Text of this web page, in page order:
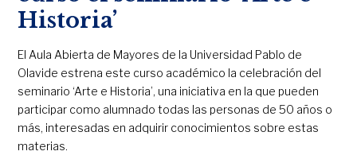
Historia’
El Aula Abierta de Mayores de la Universidad Pablo de
Olavide estrena este curso académico la celebración del
seminario ‘Arte e Historia’, una iniciativa en la que pueden
participar como alumnado todas las personas de 50 años o
más, interesadas en adquirir conocimientos sobre estas
materias.